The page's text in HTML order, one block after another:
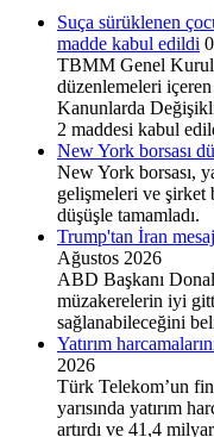
Suça sürüklenen
madde kabul edildi
TBMM Genel
düzenlemeleri
Kanunlarda
2 maddesi kabul
New York borsası
New York borsası,
gelişmeleri ve şirket
düşüşle tamamladı.
Trump'tan İran
Ağustos 2026
ABD Başkanı
müzakerelerin iyi
sağlanabileceğini
Yatırım
2026
Türk Telekom’un
yarısında yatırım
artırdı ve 41,4